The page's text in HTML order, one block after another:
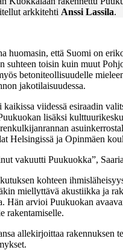
arkkitehti Anssi Lassila.
huomasin, että Suomi on
suhteen toisin kuin muut
betoniteollisuudelle
jakotilaisuudessa.
viidessä esiraadin
lisäksi
Helsingissä ja Opinmäen
vakuutti Puukuokka”,
kohteen
miellyttävä akustiikka ja
Hän arvioi Puukuokan
rakentamiselle.
allekirjoittaa rakennuksen